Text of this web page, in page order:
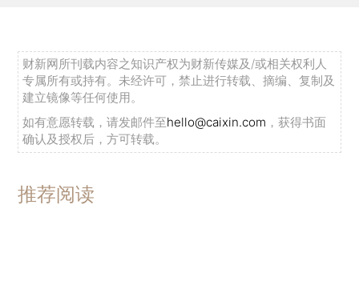
财新网所刊载内容之知识产权为财新传媒及/或相关权利人
专属所有或持有。未经许可，禁止进行转载、摘编、复制及
建立镜像等任何使用。
如有意愿转载，请发邮件至hello@caixin.com ，获得书面
确认及授权后，方可转载。
推荐阅读